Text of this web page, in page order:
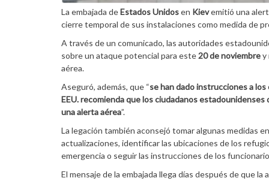
La embajada deEstados Unidosen Kievemitió una
cierre temporal de sus instalaciones como medida de
A través de un comunicado, las autoridades
sobre un ataque potencial para este20 de noviembrey
aérea.
Aseguró, además, que “se han dado instrucciones a los
EEU. recomienda que los ciudadanos
una alerta aérea”.
La legación también aconsejó tomar algunas medidas
actualizaciones, identificar las ubicaciones de los
emergencia o seguir las instrucciones de los
El mensaje de la embajada llega días después de que la